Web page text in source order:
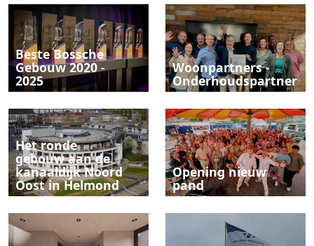
Beste Bossche
Gebouw 2020 -
2025
Woonpartners -
Onderhoudspartner
Het ronde
gebouw aan de
kanaaldijk Noord
Oost in Helmond
Opening nieuw
pand